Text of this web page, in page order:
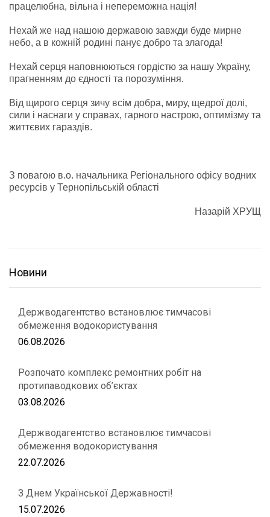
працелюбна, вільна і непереможна нація!
Нехай же над нашою державою завжди буде мирне
небо, а в кожній родині панує добро та злагода!
Нехай серця наповнюються гордістю за нашу Україну,
прагненням до єдності та порозуміння.
Від щирого серця зичу всім добра, миру, щедрої долі,
сили і наснаги у справах, гарного настрою, оптимізму та
життєвих гараздів.
З повагою в.о. начальника Регіонального офісу водних
ресурсів у Тернопільській області
Назарій ХРУЩ
Новини
Держводагентство встановлює тимчасові
обмеження водокористування
06.08.2026
Розпочато комплекс ремонтних робіт на
протипаводкових об’єктах
03.08.2026
Держводагентство встановлює тимчасові
обмеження водокористування
22.07.2026
З Днем Української Державності!
15.07.2026